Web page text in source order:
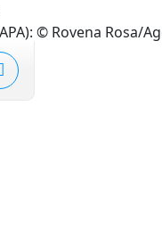
© Rovena Rosa/